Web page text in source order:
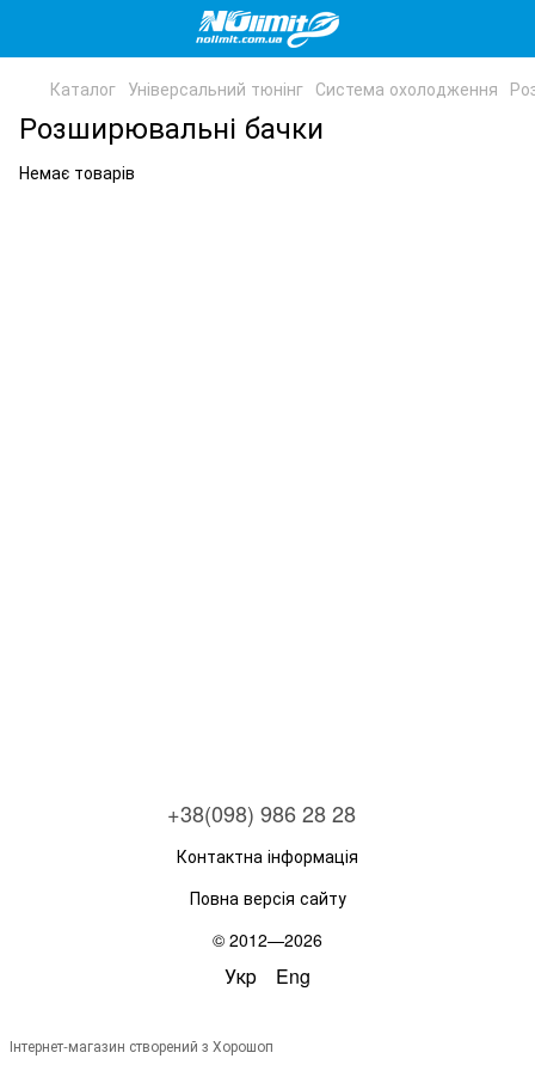
Каталог Універсальний тюнінг Система охолодження
Розширювальні бачки
Немає товарів
+38(098) 986 28 28
Контактна інформація
Повна версія сайту
© 2012—2026
Укр Eng
Інтернет-магазин створений з Хорошоп